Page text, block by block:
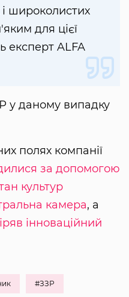
широколистих
для цієї
експерт ALFA
у даному випадку
полях компанії
за допомогою
культур
камера, а
інноваційний
#ЗЗР